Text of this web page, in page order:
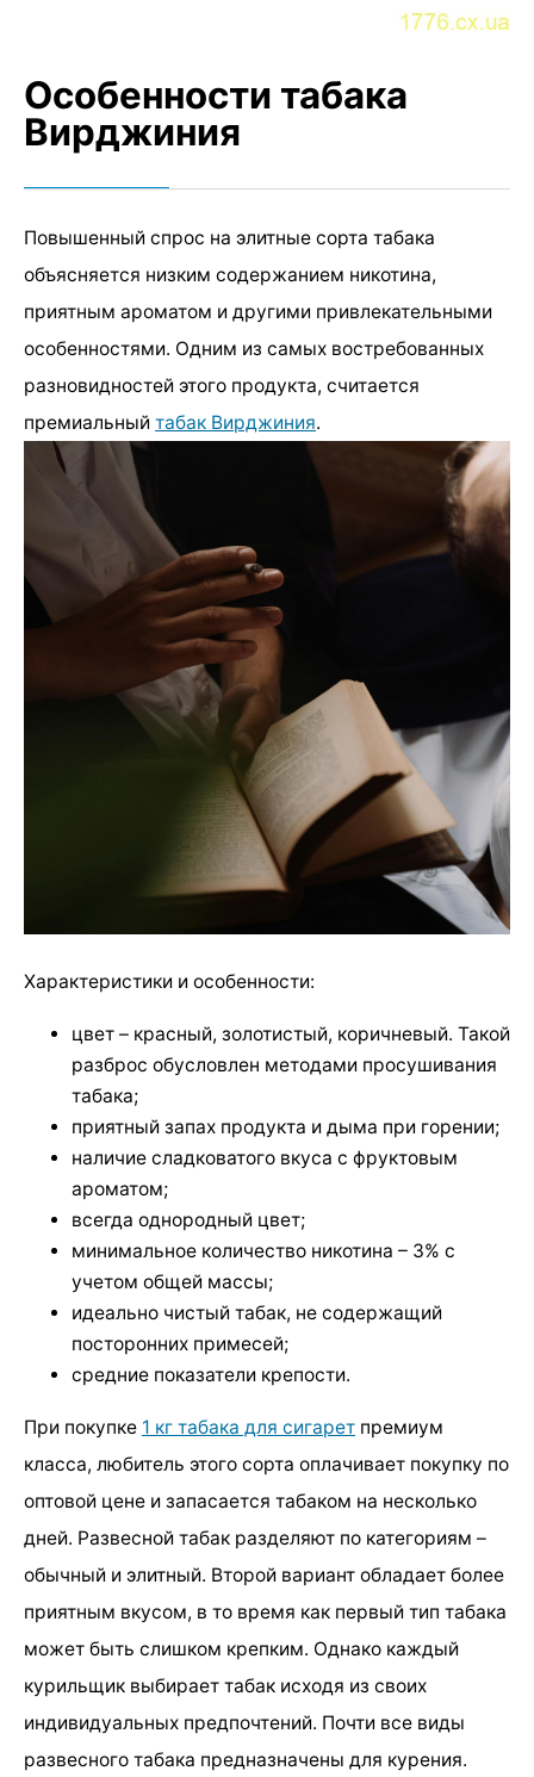
Особенности табака
Вирджиния
Повышенный спрос на элитные сорта табака
объясняется низким содержанием никотина,
приятным ароматом и другими привлекательными
особенностями. Одним из самых востребованных
разновидностей этого продукта, считается
премиальный табак Вирджиния.
Характеристики и особенности:
цвет – красный, золотистый, коричневый. Такой
разброс обусловлен методами просушивания
табака;
приятный запах продукта и дыма при горении;
наличие сладковатого вкуса с фруктовым
ароматом;
всегда однородный цвет;
минимальное количество никотина – 3% с
учетом общей массы;
идеально чистый табак, не содержащий
посторонних примесей;
средние показатели крепости.
При покупке 1 кг табака для сигарет премиум
класса, любитель этого сорта оплачивает покупку по
оптовой цене и запасается табаком на несколько
дней. Развесной табак разделяют по категориям –
обычный и элитный. Второй вариант обладает более
приятным вкусом, в то время как первый тип табака
может быть слишком крепким. Однако каждый
курильщик выбирает табак исходя из своих
индивидуальных предпочтений. Почти все виды
развесного табака предназначены для курения.